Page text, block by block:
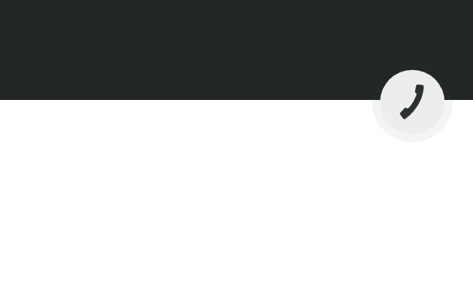
КНОПКА
СВЯЗИ